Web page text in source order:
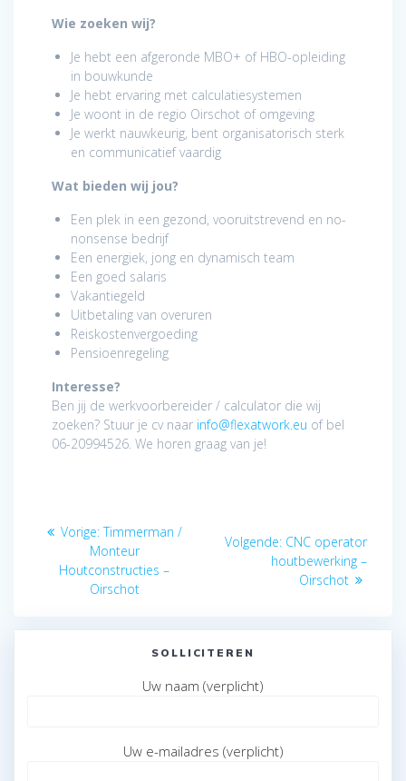
Wie zoeken wij?
Je hebt een afgeronde MBO+ of HBO-opleiding
in bouwkunde
Je hebt ervaring met calculatiesystemen
Je woont in de regio Oirschot of omgeving
Je werkt nauwkeurig, bent organisatorisch sterk
en communicatief vaardig
Wat bieden wij jou?
Een plek in een gezond, vooruitstrevend en no-
nonsense bedrijf
Een energiek, jong en dynamisch team
Een goed salaris
Vakantiegeld
Uitbetaling van overuren
Reiskostenvergoeding
Pensioenregeling
Interesse?
Ben jij de werkvoorbereider / calculator die wij
zoeken? Stuur je cv naar info@flexatwork.eu of bel
06-20994526. We horen graag van je!
Bericht
navigatie
Vorige:Vorig
bericht:
Timmerman /
Monteur
Houtconstructies –
Oirschot
Volgende: Volgend
bericht:
CNC operator
houtbewerking –
Oirschot
SOLLICITEREN
Uw naam (verplicht)
Uw e-mailadres (verplicht)